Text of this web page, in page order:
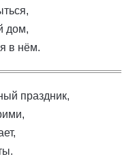
дом,
в нём.
праздник,